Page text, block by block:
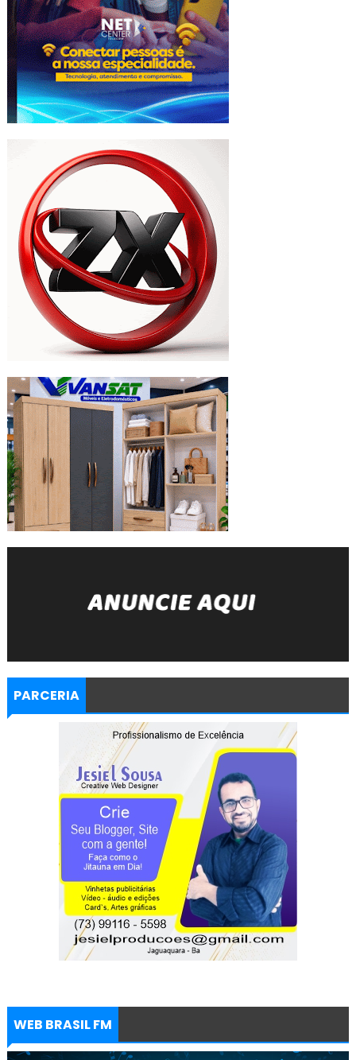
PARCERIA
WEB BRASIL FM